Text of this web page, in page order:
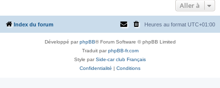
e
r
Aller à
Index du forum Heures au format UTC+01:00
Développé parphpBB® Forum Software © phpBB Limited
Traduit parphpBB-fr.com
Style parSide-car club Français
Confidentialité | Conditions